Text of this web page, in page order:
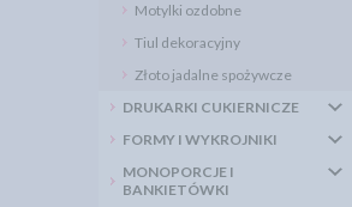
Motylki ozdobne
Tiul dekoracyjny
Złoto jadalne spożywcze
DRUKARKI CUKIERNICZE
FORMY I WYKROJNIKI
MONOPORCJE I
BANKIETÓWKI